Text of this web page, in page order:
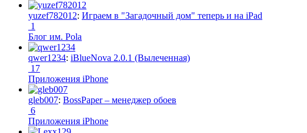
yuzef782012: Играем в "Загадочный дом" теперь и на iPad
1
Блог им. Pola
qwer1234: iBlueNova 2.0.1 (Вылеченная)
17
Приложения iPhone
gleb007: BossPaper – менеджер обоев
6
Приложения iPhone